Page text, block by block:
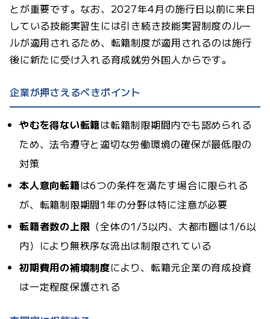
とが重要です。なお、2027年4月の施行日以前に来日
している技能実習生には引き続き技能実習制度のルー
ルが適用されるため、転籍制度が適用されるのは施行
後に新たに受け入れる育成就労外国人からです。
企業が押さえるべきポイント
やむを得ない転籍は転籍制限期間内でも認められる
ため、法令遵守と適切な労働環境の確保が最低限の
対策
本人意向転籍は6つの条件を満たす場合に限られる
が、転籍制限期間1年の分野は特に注意が必要
転籍者数の上限 （全体の1/3以内、大都市圏は1/6以
内）により無秩序な流出は制限されている
初期費用の補填制度により、転籍元企業の育成投資
は一定程度保護される